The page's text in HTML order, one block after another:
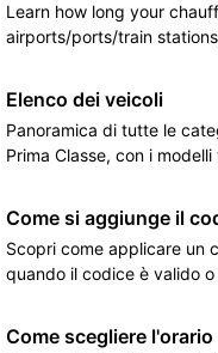
Learn how long your
airports/ports/train
Elenco dei veicoli
Panoramica di tutte le
Prima Classe, con i
Come si aggiunge il
Scopri come applicare un
quando il codice è valido o
Come scegliere